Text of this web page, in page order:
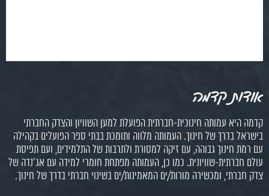
אודות קדמה
קדמה היא עמותה חינוכית-חברתית הפועלת למען השוויון והצדק החברתי
בישראל בדרך של חינוך. העמותה מלווה ותומכת בבתי ספר הפועלים בקהילה
עם רמת חינוך גבוהה, עם זיקה למסורת ולתרבות של התלמידים, ועם תפיסת
עולם חברתית-שוויונית. כמו כן, העמותה מפתחת חומרי למידה עם אג'נדה של
צדק חברתי, ומכשירה מורות/ים המאמינות/ים בשינוי חברתי בדרך של חינוך.